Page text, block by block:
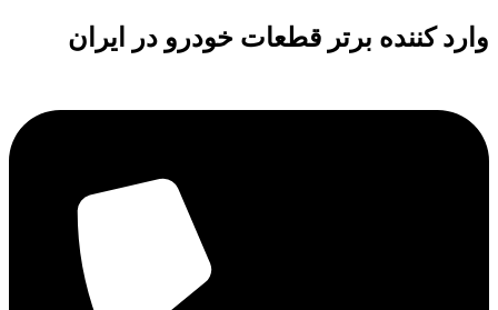
وارد کننده برتر قطعات خودرو در ایران